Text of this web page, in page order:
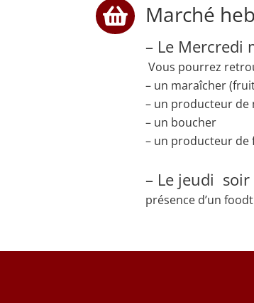
 Marché
– Le Mercredi
Vous pourrez
– un maraîcher
– un producteur de
– un boucher
– un producteur de
– Le jeudi
présence d’un